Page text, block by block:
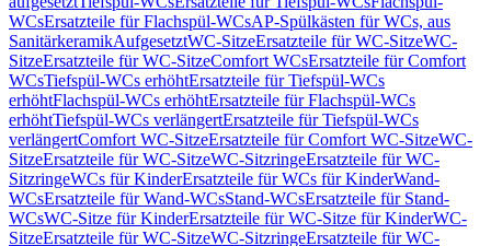
WCsErsatzteile für Flachspül-WCsAP-Spülkästen für WCs, aus
SanitärkeramikAufgesetztWC-SitzeErsatzteile für WC-SitzeWC-
SitzeErsatzteile für WC-SitzeComfort WCsErsatzteile für Comfort
WCsTiefspül-WCs erhöhtErsatzteile für Tiefspül-WCs
erhöhtFlachspül-WCs erhöhtErsatzteile für Flachspül-WCs
erhöhtTiefspül-WCs verlängertErsatzteile für Tiefspül-WCs
verlängertComfort WC-SitzeErsatzteile für Comfort WC-SitzeWC-
SitzeErsatzteile für WC-SitzeWC-SitzringeErsatzteile für WC-
SitzringeWCs für KinderErsatzteile für WCs für KinderWand-
WCsErsatzteile für Wand-WCsStand-WCsErsatzteile für Stand-
WCsWC-Sitze für KinderErsatzteile für WC-Sitze für KinderWC-
SitzeErsatzteile für WC-SitzeWC-SitzringeErsatzteile für WC-